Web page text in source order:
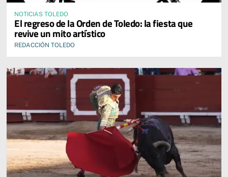
NOTICIAS TOLEDO
El regreso de la Orden de Toledo: la fiesta que
revive un mito artístico
REDACCIÓN TOLEDO